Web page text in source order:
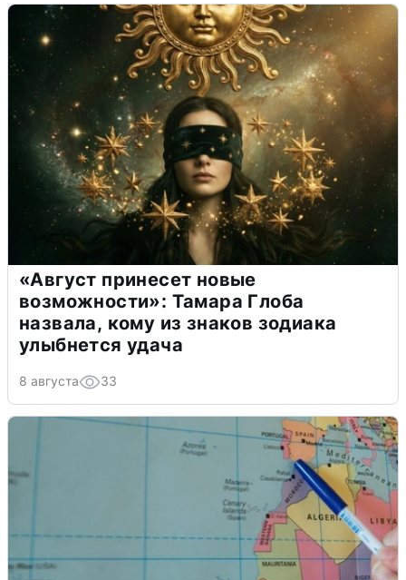
«Август принесет новые
возможности»: Тамара Глоба
назвала, кому из знаков зодиака
улыбнется удача
8 августа 33